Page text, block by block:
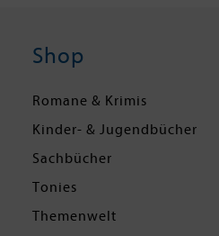
Shop
Romane & Krimis
Kinder- & Jugendbücher
Sachbücher
Tonies
Themenwelt